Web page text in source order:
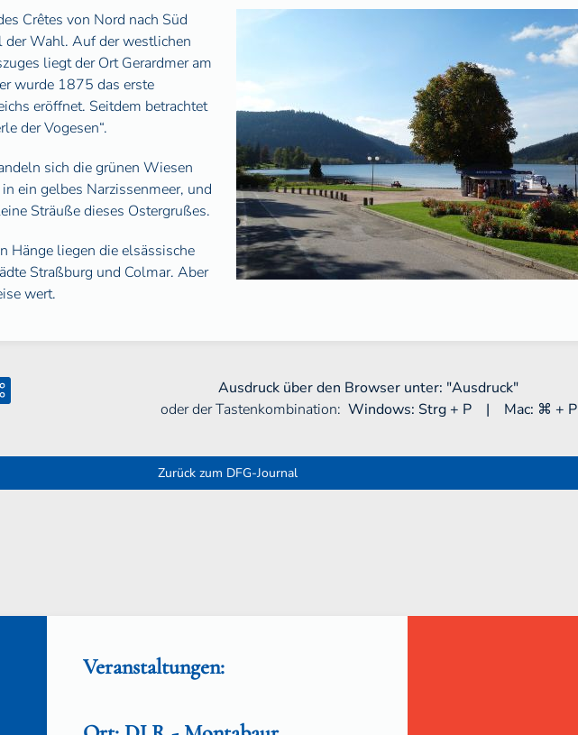
Crêtes von Nord nach Süd
Wahl. Auf der westlichen
liegt der Ort Gerardmer am
wurde 1875 das erste
eröffnet. Seitdem betrachtet
der Vogesen“.
sich die grünen Wiesen
ein gelbes Narzissenmeer, und
Sträuße dieses Ostergrußes.
Hänge liegen die elsässische
Straßburg und Colmar. Aber
wert.
Ausdruck über den Browser unter: "Ausdruck"
oder der Tastenkombination: Windows: Strg + P | Mac: ⌘ + P
Zurück zum DFG-Journal
Veranstaltungen: